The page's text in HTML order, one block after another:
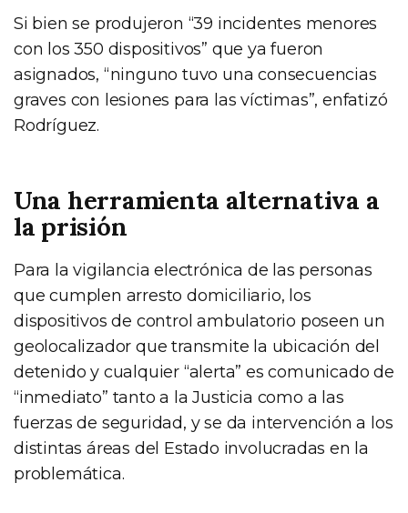
Si bien se produjeron “39 incidentes menores
con los 350 dispositivos” que ya fueron
asignados, “ninguno tuvo una consecuencias
graves con lesiones para las víctimas”, enfatizó
Rodríguez.
Una herramienta alternativa a
la prisión
Para la vigilancia electrónica de las personas
que cumplen arresto domiciliario, los
dispositivos de control ambulatorio poseen un
geolocalizador que transmite la ubicación del
detenido y cualquier “alerta” es comunicado de
“inmediato” tanto a la Justicia como a las
fuerzas de seguridad, y se da intervención a los
distintas áreas del Estado involucradas en la
problemática.